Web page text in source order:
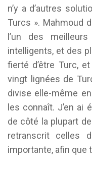
n’y a d’autres
Turcs ». Mahmoud
l’un des
intelligents, et des
fierté d’être Turc,
vingt lignées de
divise elle-même
les connaît. J’en ai
de côté la plupart
retranscrit celles
importante, afin